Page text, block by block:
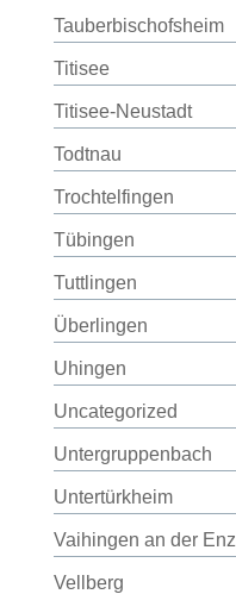
Tauberbischofsheim
Titisee
Titisee-Neustadt
Todtnau
Trochtelfingen
Tübingen
Tuttlingen
Überlingen
Uhingen
Uncategorized
Untergruppenbach
Untertürkheim
Vaihingen an der Enz
Vellberg